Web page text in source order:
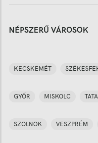
NÉPSZERŰ VÁROSOK
KECSKEMÉT
GYŐR MISKOLC
SZOLNOK VESZPRÉM